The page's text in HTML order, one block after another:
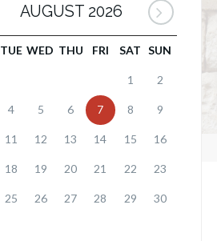
AUGUST 2026
TUE WED THU FRI SAT SUN
1 2
4 5 6 7 8 9
11 12 13 14 15 16
18 19 20 21 22 23
25 26 27 28 29 30